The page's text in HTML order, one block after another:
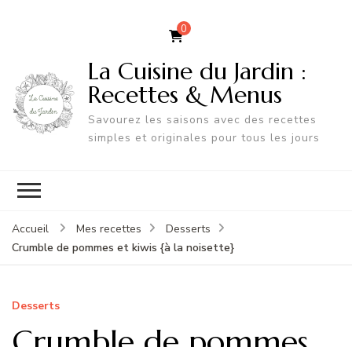
0
La Cuisine du Jardin :
Recettes & Menus
Savourez les saisons avec des recettes
simples et originales pour tous les jours
Accueil Mes recettes
Desserts
Crumble de pommes et kiwis {à la noisette}
Desserts